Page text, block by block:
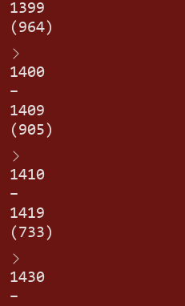
1399
(964)
1400
–
1409
(905)
1410
–
1419
(733)
1430
–